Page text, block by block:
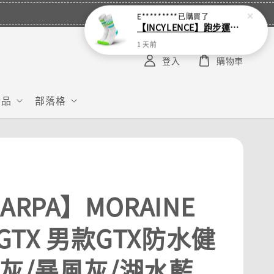
部落格
登入 購物車
】MORAINE
男款GTX防水健
E*********已購買了
【INCYLENCE】跑步運動機能襪 Disrupts Green Cyan
1 天前